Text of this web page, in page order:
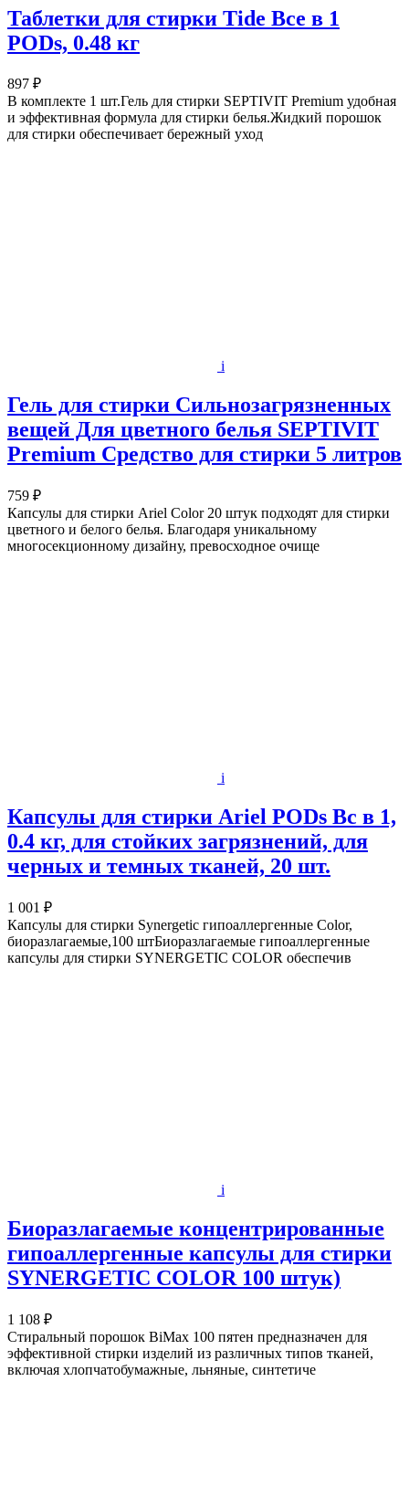
Таблетки для стирки Tide Все в 1
PODs, 0.48 кг
897 ₽
В комплекте 1 шт.Гель для стирки SEPTIVIT Premium удобная
и эффективная формула для стирки белья.Жидкий порошок
для стирки обеспечивает бережный уход
i
Гель для стирки Сильнозагрязненных
вещей Для цветного белья SEPTIVIT
Premium Средство для стирки 5 литров
759 ₽
Капсулы для стирки Ariel Color 20 штук подходят для стирки
цветного и белого белья. Благодаря уникальному
многосекционному дизайну, превосходное очище
i
Капсулы для стирки Ariel PODs Вс в 1,
0.4 кг, для стойких загрязнений, для
черных и темных тканей, 20 шт.
1 001 ₽
Капсулы для стирки Synergetic гипоаллергенные Color,
биоразлагаемые,100 штБиоразлагаемые гипоаллергенные
капсулы для стирки SYNERGETIC COLOR обеспечив
i
Биоразлагаемые концентрированные
гипоаллергенные капсулы для стирки
SYNERGETIC COLOR 100 штук)
1 108 ₽
Стиральный порошок BiMax 100 пятен предназначен для
эффективной стирки изделий из различных типов тканей,
включая хлопчатобумажные, льняные, синтетиче